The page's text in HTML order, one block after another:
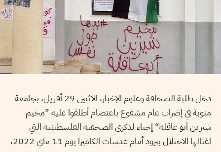
دخل طلبة الصحافة وعلوم الإخبار، الاثنين 29 أفريل، بجامعة
منوبة في إضراب عام مشفوع باعتصام أطلقوا عليه ”مخيم
شيرين أبو عاقلة“ إحياء لذكرى الصحفية الفلسطينية التي
اغتالها الاحتلال ببرود أمام عدسات الكاميرا يوم 11 ماي 2022،